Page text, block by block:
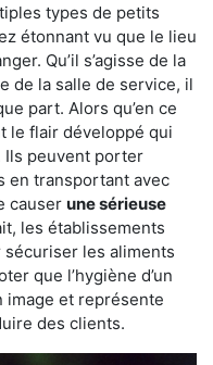
types de petits
étonnant vu que le lieu
Qu’il s’agisse de la
de la salle de service, il
part. Alors qu’en ce
le flair développé qui
Ils peuvent porter
en transportant avec
causer une sérieuse
les établissements
les aliments
que l’hygiène d’un
image et représente
des clients.